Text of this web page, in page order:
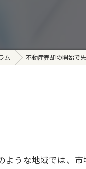
ム 不動産売却の開始で
うな地域では、